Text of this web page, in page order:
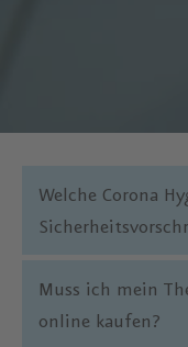
Welche Corona
Muss ich mein
online kaufen?